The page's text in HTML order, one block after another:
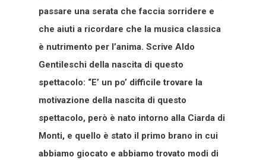
passare una serata che faccia sorridere e
che aiuti a ricordare che la musica classica
è nutrimento per l’anima. Scrive Aldo
Gentileschi della nascita di questo
spettacolo: “E’ un po’ difficile trovare la
motivazione della nascita di questo
spettacolo, però è nato intorno alla Ciarda di
Monti, e quello è stato il primo brano in cui
abbiamo giocato e abbiamo trovato modi di